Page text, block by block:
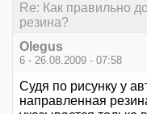
Re: Как правильно
резина?
Olegus
6 - 26.08.2009 - 07:58
Судя по рисунку у
направленная